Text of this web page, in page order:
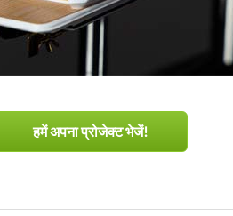
हमें अपना प्रोजेक्ट भेजें!